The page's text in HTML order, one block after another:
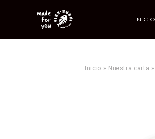
INICIO
Inicio » Nuestra carta »